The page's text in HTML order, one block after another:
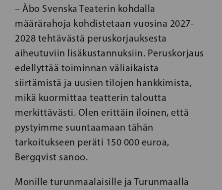
– Åbo Svenska Teaterin kohdalla
määrärahoja kohdistetaan vuosina 2027-
2028 tehtävästä peruskorjauksesta
aiheutuviin lisäkustannuksiin. Peruskorjaus
edellyttää toiminnan väliaikaista
siirtämistä ja uusien tilojen hankkimista,
mikä kuormittaa teatterin taloutta
merkittävästi. Olen erittäin iloinen, että
pystyimme suuntaamaan tähän
tarkoitukseen peräti 150 000 euroa,
Bergqvist sanoo.
Monille turunmaalaisille ja Turunmaalla